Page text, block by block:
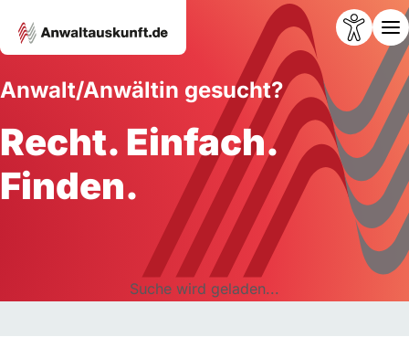
Anwalt/Anwältin gesucht?
Recht. Einfach.
Finden.
Suche wird geladen...